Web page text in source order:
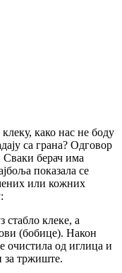
како нас не боду
са грана? Одговор
Сваки берач има
показала се
или кожних
клеке, а
(бобице). Након
очистила од иглица и
за тржиште.